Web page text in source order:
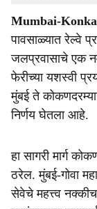
a
r
e
Mumbai-
पावसाळ्यात रेल्वे
जलप्रवासाचे एक
फेरीच्या यशस्वी
मुंबई ते
निर्णय घेतला आहे.
हा सागरी मार्ग
ठरेल. मुंबई-गोवा
सेवेचे महत्त्व